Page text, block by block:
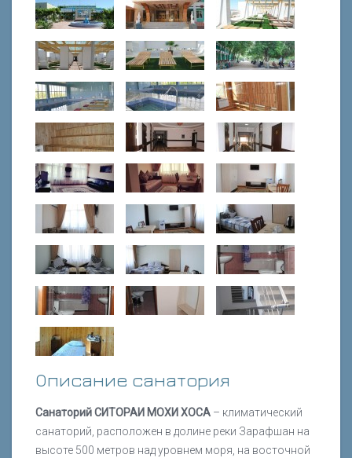
Описание санатория
Санаторий СИТОРАИ МОХИ ХОСА – климатический
санаторий, расположен в долине реки Зарафшан на
высоте 500 метров над уровнем моря, на восточной